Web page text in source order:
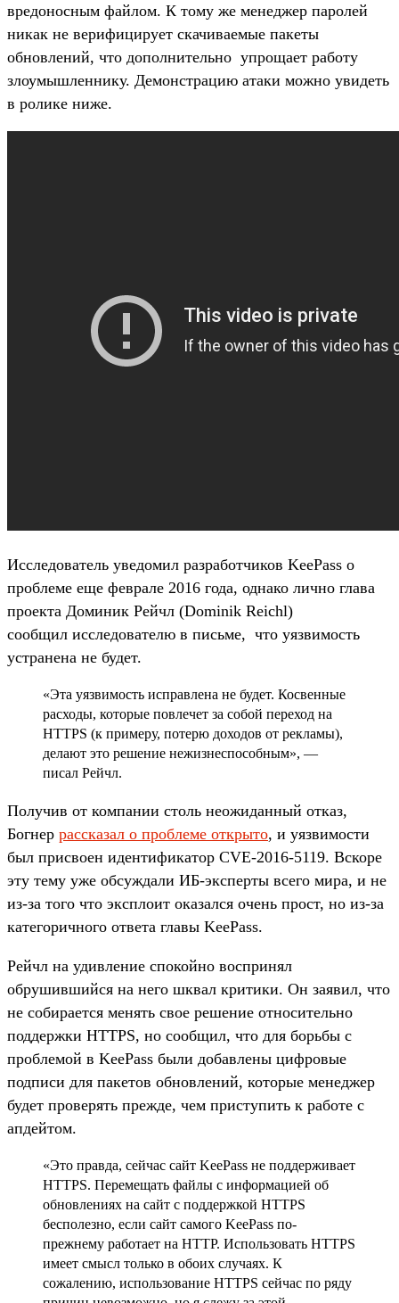
вредоносным файлом. К тому же менеджер паролей
никак не верифицирует скачиваемые пакеты
обновлений, что дополнительно упрощает работу
злоумышленнику. Демонстрацию атаки можно увидеть
в ролике ниже.
Исследователь уведомил разработчиков KeePass о
проблеме еще феврале 2016 года, однако лично глава
проекта Доминик Рейчл (Dominik Reichl)
сообщил исследователю в письме, что уязвимость
устранена не будет.
«Эта уязвимость исправлена не будет. Косвенные
расходы, которые повлечет за собой переход на
HTTPS (к примеру, потерю доходов от рекламы),
делают это решение нежизнеспособным», —
писал Рейчл.
Получив от компании столь неожиданный отказ,
Богнер рассказал о проблеме открыто, и уязвимости
был присвоен идентификатор CVE-2016-5119. Вскоре
эту тему уже обсуждали ИБ-эксперты всего мира, и не
из-за того что эксплоит оказался очень прост, но из-за
категоричного ответа главы KeePass.
Рейчл на удивление спокойно воспринял
обрушившийся на него шквал критики. Он заявил, что
не собирается менять свое решение относительно
поддержки HTTPS, но сообщил, что для борьбы с
проблемой в KeePass были добавлены цифровые
подписи для пакетов обновлений, которые менеджер
будет проверять прежде, чем приступить к работе с
апдейтом.
«Это правда, сейчас сайт KeePass не поддерживает
HTTPS. Перемещать файлы с информацией об
обновлениях на сайт с поддержкой HTTPS
бесполезно, если сайт самого KeePass по-
прежнему работает на HTTP. Использовать HTTPS
имеет смысл только в обоих случаях. К
сожалению, использование HTTPS сейчас по ряду